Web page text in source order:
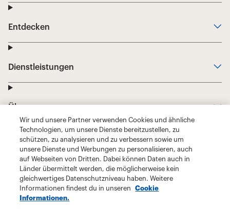
Wir und unsere Partner verwenden Cookies und ähnliche
Technologien, um unsere Dienste bereitzustellen, zu
schützen, zu analysieren und zu verbessern sowie um
unsere Dienste und Werbungen zu personalisieren, auch
auf Webseiten von Dritten. Dabei können Daten auch in
Länder übermittelt werden, die möglicherweise kein
gleichwertiges Datenschutzniveau haben. Weitere
Informationen findest du in unseren
Cookie
Informationen.